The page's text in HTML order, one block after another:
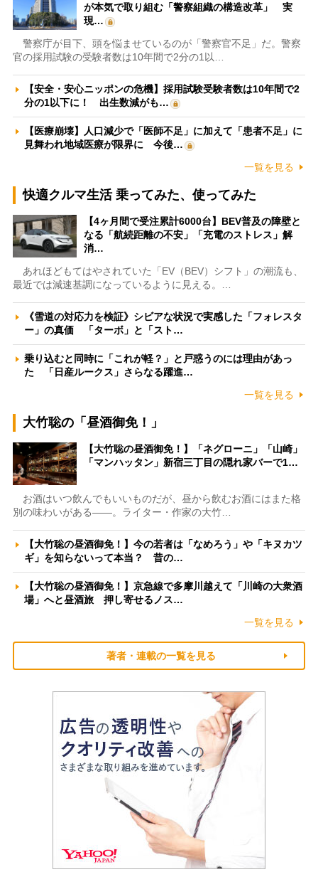
が本気で取り組む「警察組織の構造改革」 実
現…
警察庁が目下、頭を悩ませているのが「警察官不足」だ。警察
官の採用試験の受験者数は10年間で2分の1以…
【安全・安心ニッポンの危機】採用試験受験者数は10年間で2
分の1以下に！ 出生数減がも…
【医療崩壊】人口減少で「医師不足」に加えて「患者不足」に
見舞われ地域医療が限界に 今後…
一覧を見る
快適クルマ生活 乗ってみた、使ってみた
【4ヶ月間で受注累計6000台】BEV普及の障壁と
なる「航続距離の不安」「充電のストレス」解
消…
あれほどもてはやされていた「EV（BEV）シフト」の潮流も、
最近では減速基調になっているように見える。…
《雪道の対応力を検証》シビアな状況で実感した「フォレスタ
ー」の真価 「ターボ」と「スト…
乗り込むと同時に「これが軽？」と戸惑うのには理由があっ
た 「日産ルークス」さらなる躍進…
一覧を見る
大竹聡の「昼酒御免！」
【大竹聡の昼酒御免！】「ネグローニ」「山崎」
「マンハッタン」新宿三丁目の隠れ家バーで1…
お酒はいつ飲んでもいいものだが、昼から飲むお酒にはまた格
別の味わいがある――。ライター・作家の大竹…
【大竹聡の昼酒御免！】今の若者は「なめろう」や「キヌカツ
ギ」を知らないって本当？ 昔の…
【大竹聡の昼酒御免！】京急線で多摩川越えて「川崎の大衆酒
場」へと昼酒旅 押し寄せるノス…
一覧を見る
著者・連載の一覧を見る